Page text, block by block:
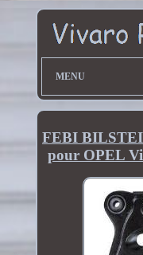
MENU
FEBI
pour OPEL